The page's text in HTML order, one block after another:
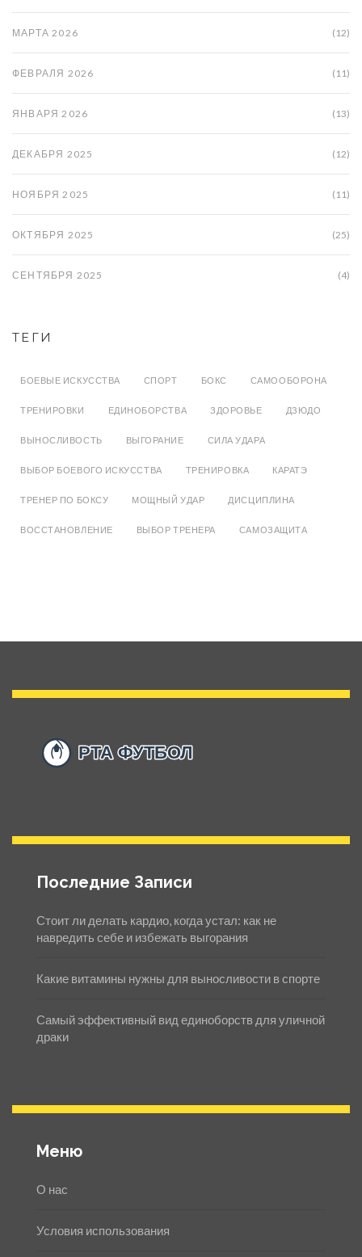
МАРТА 2026 (12)
ФЕВРАЛЯ 2026 (11)
ЯНВАРЯ 2026 (13)
ДЕКАБРЯ 2025 (12)
НОЯБРЯ 2025 (11)
ОКТЯБРЯ 2025 (25)
СЕНТЯБРЯ 2025 (4)
ТЕГИ
БОЕВЫЕ ИСКУССТВА СПОРТ БОКС САМООБОРОНА
ТРЕНИРОВКИ ЕДИНОБОРСТВА ЗДОРОВЬЕ ДЗЮДО
ВЫНОСЛИВОСТЬ ВЫГОРАНИЕ СИЛА УДАРА
ВЫБОР БОЕВОГО ИСКУССТВА ТРЕНИРОВКА КАРАТЭ
ТРЕНЕР ПО БОКСУ МОЩНЫЙ УДАР ДИСЦИПЛИНА
ВОССТАНОВЛЕНИЕ ВЫБОР ТРЕНЕРА САМОЗАЩИТА
Последние Записи
Стоит ли делать кардио, когда устал: как не
навредить себе и избежать выгорания
Какие витамины нужны для выносливости в спорте
Самый эффективный вид единоборств для уличной
драки
Меню
О нас
Условия использования